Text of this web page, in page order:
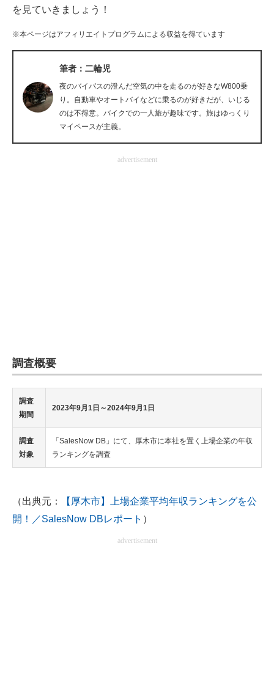
マーケ×ITの今がよく分かる
ITエンジニア向け専門サイト
企業向けIT製品の総合サイト
IT製品の技術・比較・事例
製造業のIT導入・活用を支援
を見ていきましょう！
※本ページはアフィリエイトプログラムによる収益を得ています
筆者：二輪児
夜のバイパスの澄んだ空気の中を走るのが好きなW800乗
り。自動車やオートバイなどに乗るのが好きだが、いじる
のは不得意。バイクでの一人旅が趣味です。旅はゆっくり
マイペースが主義。
advertisement
調査概要
調査
期間
2023年9月1日～2024年9月1日
調査
対象
「SalesNow DB」にて、厚木市に本社を置く上場企業の年収
ランキングを調査
（出典元：
【厚木市】上場企業平均年収ランキングを公
開！／SalesNow DBレポート ）
advertisement